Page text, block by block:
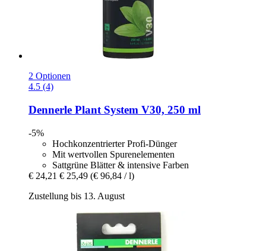
2 Optionen
4.5 (4)
Dennerle Plant System V30, 250 ml
-5%
Hochkonzentrierter Profi-Dünger
Mit wertvollen Spurenelementen
Sattgrüne Blätter & intensive Farben
€ 24,21 € 25,49 (€ 96,84 / l)
Zustellung bis 13. August